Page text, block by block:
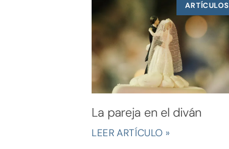
ARTÍCULOS
La pareja en el diván
LEER ARTÍCULO »